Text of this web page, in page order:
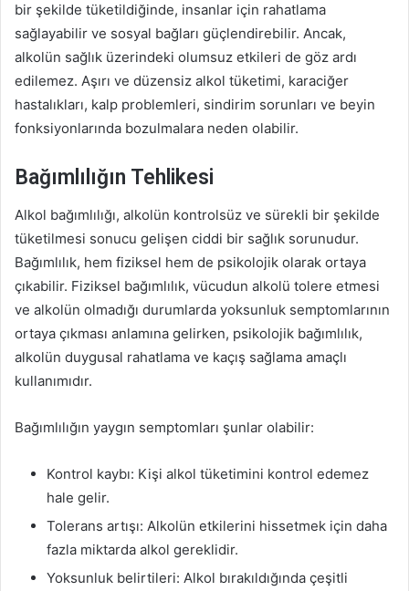
bir şekilde tüketildiğinde, insanlar için rahatlama
sağlayabilir ve sosyal bağları güçlendirebilir. Ancak,
alkolün sağlık üzerindeki olumsuz etkileri de göz ardı
edilemez. Aşırı ve düzensiz alkol tüketimi, karaciğer
hastalıkları, kalp problemleri, sindirim sorunları ve beyin
fonksiyonlarında bozulmalara neden olabilir.
Bağımlılığın Tehlikesi
Alkol bağımlılığı, alkolün kontrolsüz ve sürekli bir şekilde
tüketilmesi sonucu gelişen ciddi bir sağlık sorunudur.
Bağımlılık, hem fiziksel hem de psikolojik olarak ortaya
çıkabilir. Fiziksel bağımlılık, vücudun alkolü tolere etmesi
ve alkolün olmadığı durumlarda yoksunluk semptomlarının
ortaya çıkması anlamına gelirken, psikolojik bağımlılık,
alkolün duygusal rahatlama ve kaçış sağlama amaçlı
kullanımıdır.
Bağımlılığın yaygın semptomları şunlar olabilir:
Kontrol kaybı: Kişi alkol tüketimini kontrol edemez
hale gelir.
Tolerans artışı: Alkolün etkilerini hissetmek için daha
fazla miktarda alkol gereklidir.
Yoksunluk belirtileri: Alkol bırakıldığında çeşitli